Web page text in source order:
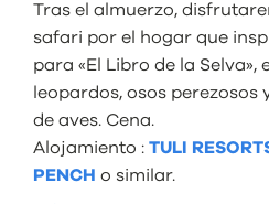
Tras el almuerzo,
safari por el hogar que
para «El Libro de la Selva»,
leopardos, osos perezosos
de aves. Cena.
Alojamiento : TULI
PENCH o similar.